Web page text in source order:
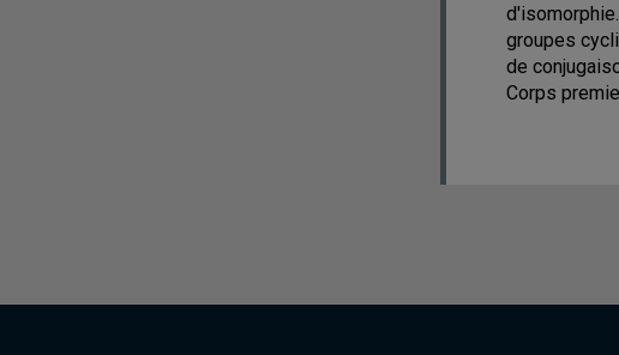
groupes
de
Corps